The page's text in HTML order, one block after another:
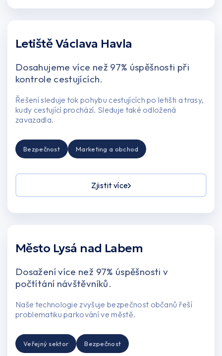
Letiště Václava Havla
Dosahujeme více než 97% úspěšnosti při
kontrole cestujících.
Řešení sleduje tok pohybu cestujících po letišti a trasy,
kudy cestující prochází. Sleduje také odložená
zavazadla.
Bezpečnost Marketing a obchod
Zjistit více
Město Lysá nad Labem
Dosažení více než 97% úspěšnosti v
počtítání návštěvníků.
Naše technologie zvyšuje bezpečnost občanů řeší
problematiku parkování ve městě.
Veřejný sektor Bezpečnost
Europe